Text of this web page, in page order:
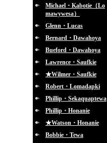
Michael・Kabotie（Lo
mawywesa）
Glenn・Lucas
Bernard・Dawahoya
Bueford・Dawahoya
Lawrence・Saufkie
★Wilmer・Saufkie
Robert・Lomadapki
Phillip・Sekaquaptewa
Phillip・Honanie
★Watson・Honanie
Bobbie・Tewa